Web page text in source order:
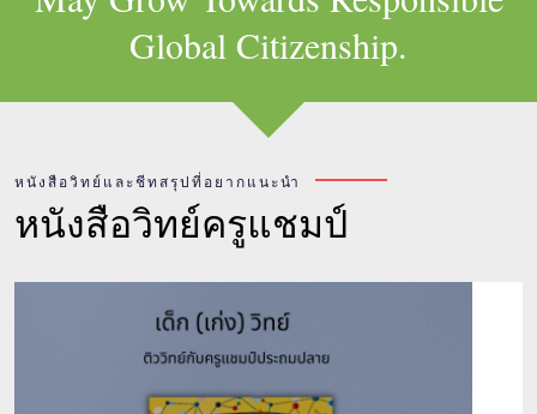
Global Citizenship.
หนังสือวิทย์และชีทสรุปที่อยากแนะนำ
หนังสือวิทย์ครูแชมป์